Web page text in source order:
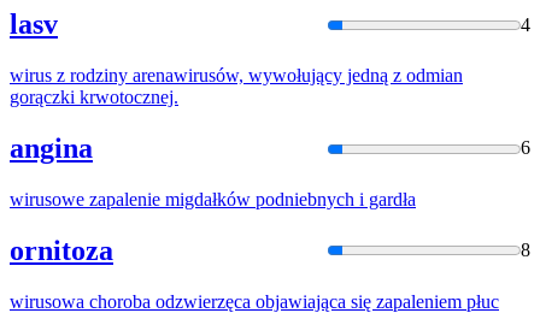
lasv 4
wirus z rodziny arenawirusów, wywołujący jedną z odmian
gorączki krwotocznej.
angina 6
wirusowe zapalenie migdałków podniebnych i gardła
ornitoza 8
wirusowa choroba odzwierzęca objawiająca się zapaleniem płuc